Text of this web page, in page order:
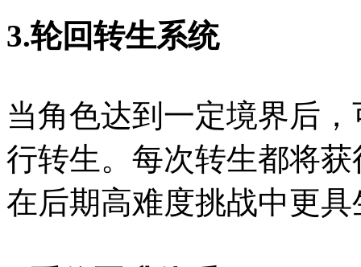
3.轮回转生系统
当角色达到一定境界后
行转生。每次转生都将
在后期高难度挑战中更